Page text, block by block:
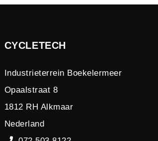
CYCLETECH
Industrieterrein Boekelermeer
Opaalstraat 8
1812 RH Alkmaar
Nederland